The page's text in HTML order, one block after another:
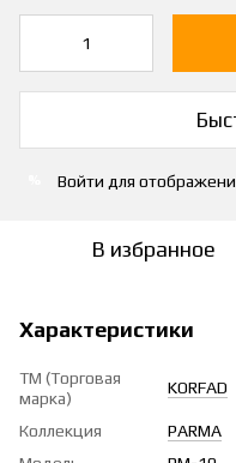
Войти для
В избранное
Характеристики
ТМ (Торговая
марка)
KORFAD
Коллекция
PARMA